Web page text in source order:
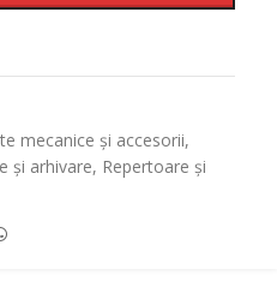
mecanice și accesorii,
și arhivare, Repertoare și